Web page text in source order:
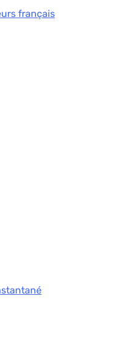
français